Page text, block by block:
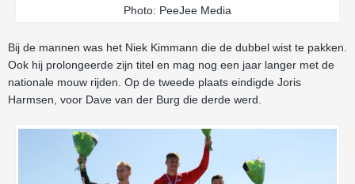
Photo: PeeJee Media
Bij de mannen was het Niek Kimmann die de dubbel wist te pakken.
Ook hij prolongeerde zijn titel en mag nog een jaar langer met de
nationale mouw rijden. Op de tweede plaats eindigde Joris
Harmsen, voor Dave van der Burg die derde werd.